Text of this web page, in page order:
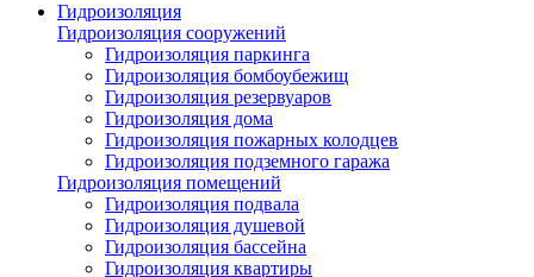
Гидроизоляция
Гидроизоляция сооружений
Гидроизоляция паркинга
Гидроизоляция бомбоубежищ
Гидроизоляция резервуаров
Гидроизоляция дома
Гидроизоляция пожарных колодцев
Гидроизоляция подземного гаража
Гидроизоляция помещений
Гидроизоляция подвала
Гидроизоляция душевой
Гидроизоляция бассейна
Гидроизоляция квартиры